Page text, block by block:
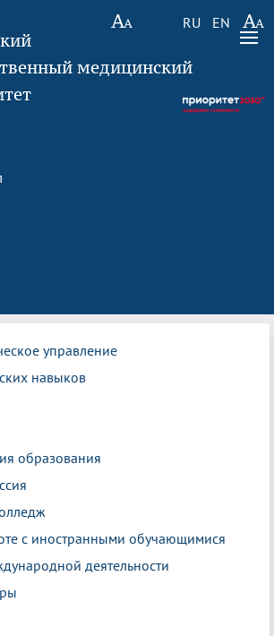
RU EN
медицинский
управление
навыков
образования
с иностранными обучающимися
деятельности